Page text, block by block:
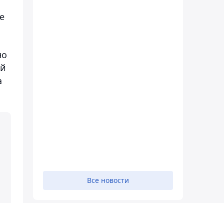
Все новости